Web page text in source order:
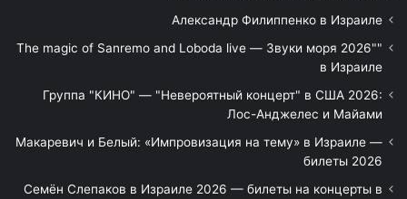
Александр Филиппенко в Израиле
"The magic of Sanremo and Loboda live — Звуки моря 2026"
в Израиле
Группа "КИНО" — "Невероятный концерт" в США 2026:
Лос-Анджелес и Майами
Макаревич и Белый: «Импровизация на тему» в Израиле —
билеты 2026
Семён Слепаков в Израиле 2026 — билеты на концерты в